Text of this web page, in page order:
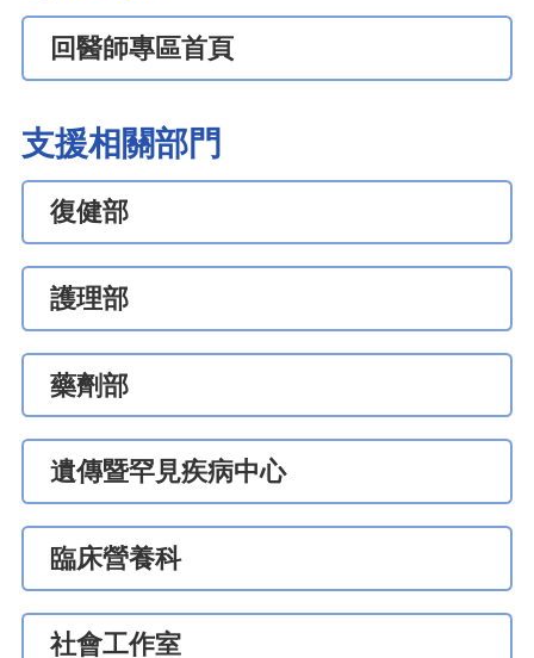
回醫師專區首頁
支援相關部門
復健部
護理部
藥劑部
遺傳暨罕見疾病中心
臨床營養科
社會工作室